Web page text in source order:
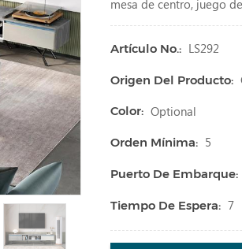
mesa de centro, juego
Artículo No.: LS292
Origen Del Producto:
Color: Optional
Orden Mínima: 5
Puerto De Embarque:
Tiempo De Espera: 7